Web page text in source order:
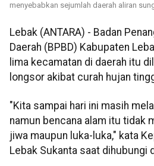
menyebabkan sejumlah daerah aliran
Lebak (ANTARA) - Badan
Daerah (BPBD) Kabupaten
lima kecamatan di daerah itu
longsor akibat curah hujan
"Kita sampai hari ini masih
namun bencana alam itu tidak
jiwa maupun luka-luka," kata
Lebak Sukanta saat dihubungi